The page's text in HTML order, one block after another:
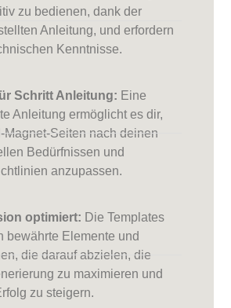
zu bedienen, dank der
Anleitung, und erfordern
Kenntnisse.
Schritt Anleitung: Eine
Anleitung ermöglicht es dir,
Magnet-Seiten nach deinen
Bedürfnissen und
anzupassen.
optimiert: Die Templates
bewährte Elemente und
die darauf abzielen, die
zu maximieren und
zu steigern.